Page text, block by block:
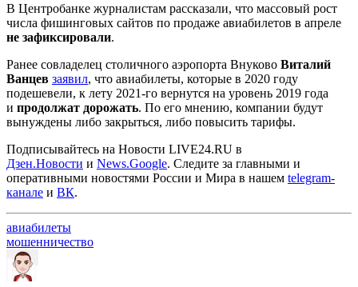
В Центробанке журналистам рассказали, что массовый рост
числа фишинговых сайтов по продаже авиабилетов в апреле
не зафиксировали.
Ранее совладелец столичного аэропорта Внуково Виталий
Ванцев заявил, что авиабилеты, которые в 2020 году
подешевели, к лету 2021-го вернутся на уровень 2019 года
и продолжат дорожать. По его мнению, компании будут
вынуждены либо закрыться, либо повысить тарифы.
Подписывайтесь на Новости LIVE24.RU в
Дзен.Новости и News.Google. Следите за главными и
оперативными новостями России и Мира в нашем telegram-
канале и ВК.
авиабилеты
мошенничество